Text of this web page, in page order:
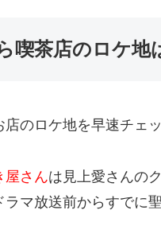
喫茶店のロケ地
のロケ地を早速チェッ
屋さんは見上愛さんの
マ放送前からすでに